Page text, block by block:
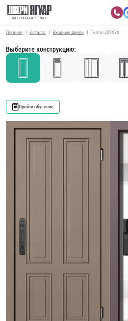
Главная Каталог Входные двери Termo 329676
Выберите конструкцию:
Пройти обучение